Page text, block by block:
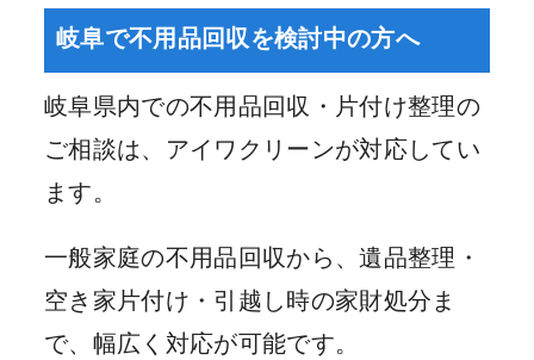
岐阜で不用品回収を検討中の方へ
岐阜県内での不用品回収・片付け整理の
ご相談は、アイワクリーンが対応してい
ます。
一般家庭の不用品回収から、遺品整理・
空き家片付け・引越し時の家財処分ま
で、幅広く対応が可能です。